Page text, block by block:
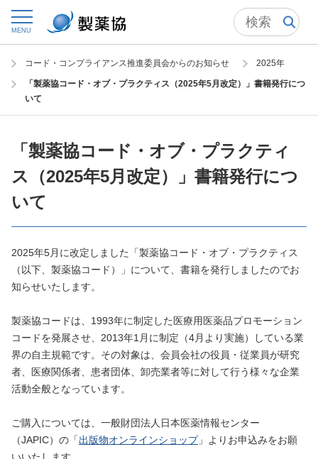
MENU
トップ 委員会からの情報発信
コード・コンプライアンス推進委員会からのお知らせ 2025年
「製薬協コード・オブ・プラクティス（2025年5月改定）」書籍発行につ
いて
「製薬協コード・オブ・プラクティ
ス（2025年5月改定）」書籍発行につ
いて
2025年5月に改定しました「製薬協コード・オブ・プラクティス
（以下、製薬協コード）」について、書籍を発行しましたのでお
知らせいたします。
製薬協コードは、1993年に制定した医療用医薬品プロモーション
コードを発展させ、2013年1月に制定（4月より実施）している業
界の自主規範です。その対象は、会員会社の役員・従業員が研究
者、医療関係者、患者団体、卸売業者等に対して行う様々な企業
活動全般となっています。
ご購入については、一般財団法人日本医薬情報センター
（JAPIC）の「出版物オンラインショップ」よりお申込みをお願